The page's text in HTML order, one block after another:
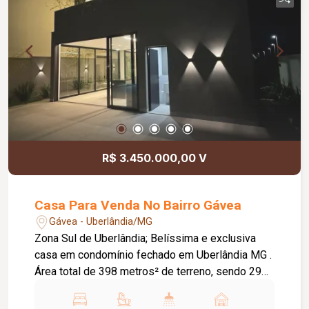
Chuveiros, Duchas E Metais Deca De Alto
Padrão. Irrigação Automática Para Manter O
Jardim Sempre Impecável Garagem Para 2
Carros E Tudo Isso Em Uma Localização Incrível!
R$ 3.450.000,00 V
Casa Para Venda No Bairro Gávea
Gávea - Uberlândia/MG
Zona Sul de Uberlândia; Belíssima e exclusiva
casa em condomínio fechado em Uberlândia MG .
Área total de 398 metros² de terreno, sendo 293
sendo uma suíte máster; 1 Quarto reversível a 4°